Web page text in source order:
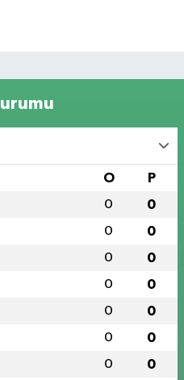
O P
0 0
0 0
0 0
0 0
0 0
0 0
0 0